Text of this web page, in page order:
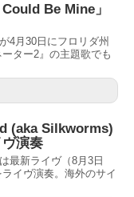
Be Mine」
4月30日にフロリダ州
ター2』の主題歌でも
(aka Silkworms)
演奏
最新ライヴ（8月3日
イヴ演奏。海外のサイ